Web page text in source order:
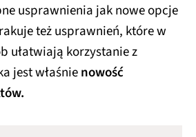
usprawnienia jak nowe opcje
też usprawnień, które w
ułatwiają korzystanie z
jest właśnienowość